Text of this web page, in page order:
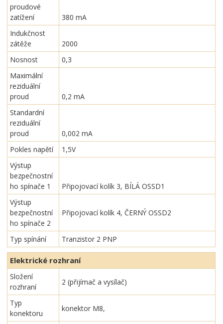
proudové
zatížení
380 mA
Indukčnost
zátěže
2000
Nosnost
0,3
Maximální
reziduální
proud
0,2 mA
Standardní
reziduální
proud
0,002 mA
Pokles napětí
1,5V
Výstup
bezpečnostní
ho spínače 1
Připojovací kolík 3, BÍLÁ OSSD1
Výstup
bezpečnostní
ho spínače 2
Připojovací kolík 4, ČERNÝ OSSD2
Typ spínání Tranzistor 2 PNP
Elektrické rozhraní
Složení
rozhraní
2 (přijímač a vysílač)
Typ
konektoru
konektor M8,